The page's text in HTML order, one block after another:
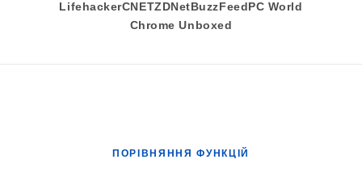
LifehackerCNETZDNet BuzzFeed PC World
Chrome Unboxed
ПОРІВНЯННЯ ФУНКЦІЙ